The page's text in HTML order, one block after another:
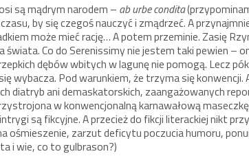
są mądrym narodem – ab urbe condita
by się czegoś nauczyć i zmądrzeć. A
może mieć rację… A potem przeminie. Zasię
świata. Co do Serenissimy nie jestem taki pewien –
dębów wbitych w lagunę nie pomogą. Lecz
wybacza. Pod warunkiem, że trzyma się konwencji.
diatryb ani demaskatorskich, zaangażowanych
w konwencjonalną karnawałową
są fikcyjne. A przecież do fikcji literackiej nikt
ośmieszenie, zarzut deficytu poczucia humoru,
i wie, co to gulbrason?)